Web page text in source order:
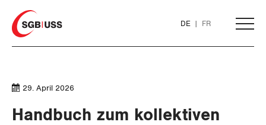
Home
DE FR
THEMEN
29. April 2026
Handbuch zum kollektiven